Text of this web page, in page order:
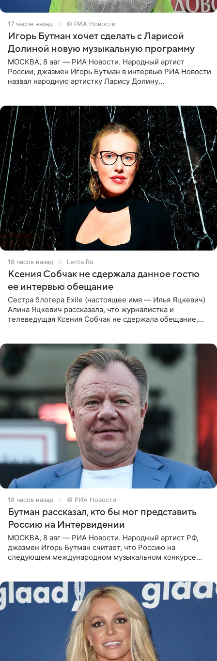
17 часов назад © РИА Новости
Игорь Бутман хочет сделать с Ларисой
Долиной новую музыкальную программу
МОСКВА, 8 авг — РИА Новости. Народный артист
России, джазмен Игорь Бутман в интервью РИА Новости
назвал народную артистку Ларису Долину
18 часов назад Lenta.Ru
Ксения Собчак не сдержала данное гостю
ее интервью обещание
Сестра блогера Exile (настоящее имя — Илья Яцкевич)
Алина Яцкевич рассказала, что журналистка и
телеведущая Ксения Собчак не сдержала обещание,
18 часов назад © РИА Новости
Бутман рассказал, кто бы мог представить
Россию на Интервидении
МОСКВА, 8 авг — РИА Новости. Народный артист РФ,
джазмен Игорь Бутман считает, что Россию на
следующем международном музыкальном конкурсе